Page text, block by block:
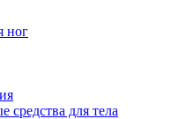
ног
средства для тела